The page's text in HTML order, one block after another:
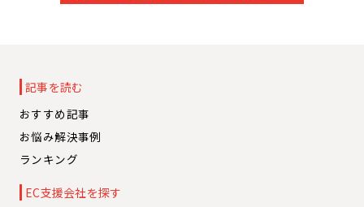
記事を読む
おすすめ記事
お悩み解決事例
ランキング
EC支援会社を探す